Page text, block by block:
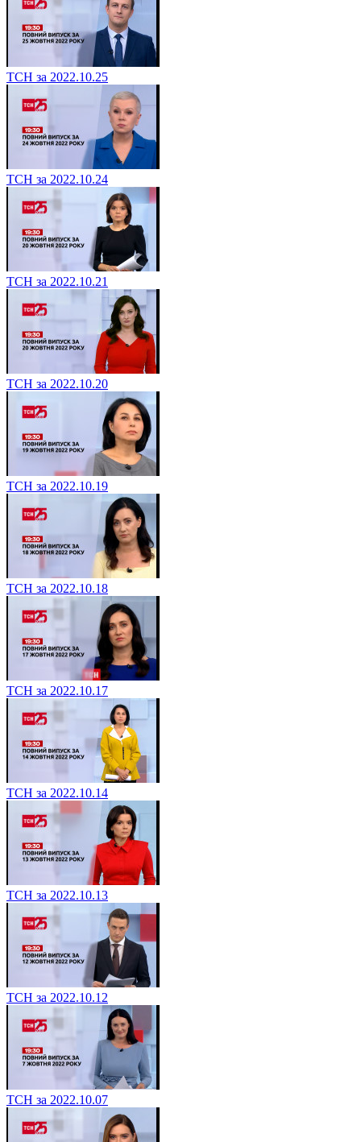
ТСН за 2022.10.25
ТСН за 2022.10.24
ТСН за 2022.10.21
ТСН за 2022.10.20
ТСН за 2022.10.19
ТСН за 2022.10.18
ТСН за 2022.10.17
ТСН за 2022.10.14
ТСН за 2022.10.13
ТСН за 2022.10.12
ТСН за 2022.10.07